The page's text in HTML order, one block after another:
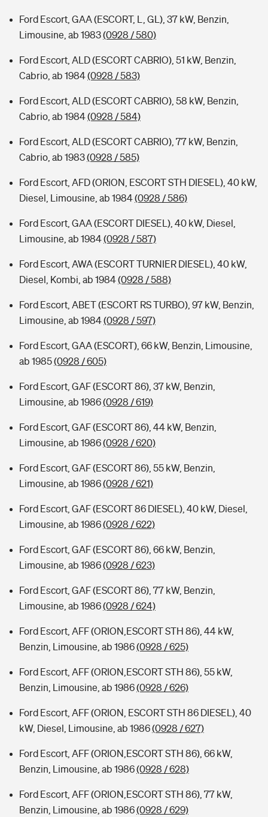
Ford Escort, GAA (ESCORT, L, GL), 37 kW, Benzin,
Limousine, ab 1983(0928 / 580)
Ford Escort, ALD (ESCORT CABRIO), 51 kW, Benzin,
Cabrio, ab 1984(0928 / 583)
Ford Escort, ALD (ESCORT CABRIO), 58 kW, Benzin,
Cabrio, ab 1984(0928 / 584)
Ford Escort, ALD (ESCORT CABRIO), 77 kW, Benzin,
Cabrio, ab 1983(0928 / 585)
Ford Escort, AFD (ORION, ESCORT STH DIESEL), 40 kW,
Diesel, Limousine, ab 1984(0928 / 586)
Ford Escort, GAA (ESCORT DIESEL), 40 kW, Diesel,
Limousine, ab 1984(0928 / 587)
Ford Escort, AWA (ESCORT TURNIER DIESEL), 40 kW,
Diesel, Kombi, ab 1984(0928 / 588)
Ford Escort, ABET (ESCORT RS TURBO), 97 kW, Benzin,
Limousine, ab 1984(0928 / 597)
Ford Escort, GAA (ESCORT), 66 kW, Benzin, Limousine,
ab 1985(0928 / 605)
Ford Escort, GAF (ESCORT 86), 37 kW, Benzin,
Limousine, ab 1986(0928 / 619)
Ford Escort, GAF (ESCORT 86), 44 kW, Benzin,
Limousine, ab 1986(0928 / 620)
Ford Escort, GAF (ESCORT 86), 55 kW, Benzin,
Limousine, ab 1986(0928 / 621)
Ford Escort, GAF (ESCORT 86 DIESEL), 40 kW, Diesel,
Limousine, ab 1986(0928 / 622)
Ford Escort, GAF (ESCORT 86), 66 kW, Benzin,
Limousine, ab 1986(0928 / 623)
Ford Escort, GAF (ESCORT 86), 77 kW, Benzin,
Limousine, ab 1986(0928 / 624)
Ford Escort, AFF (ORION,ESCORT STH 86), 44 kW,
Benzin, Limousine, ab 1986(0928 / 625)
Ford Escort, AFF (ORION,ESCORT STH 86), 55 kW,
Benzin, Limousine, ab 1986(0928 / 626)
Ford Escort, AFF (ORION, ESCORT STH 86 DIESEL), 40
kW, Diesel, Limousine, ab 1986(0928 / 627)
Ford Escort, AFF (ORION,ESCORT STH 86), 66 kW,
Benzin, Limousine, ab 1986(0928 / 628)
Ford Escort, AFF (ORION,ESCORT STH 86), 77 kW,
Benzin, Limousine, ab 1986(0928 / 629)